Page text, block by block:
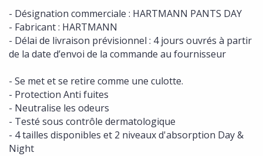
- Désignation commerciale : HARTMANN PANTS DAY
- Fabricant : HARTMANN
- Délai de livraison prévisionnel : 4 jours ouvrés à partir
de la date d’envoi de la commande au fournisseur
- Se met et se retire comme une culotte.
- Protection Anti fuites
- Neutralise les odeurs
- Testé sous contrôle dermatologique
- 4 tailles disponibles et 2 niveaux d'absorption Day &
Night